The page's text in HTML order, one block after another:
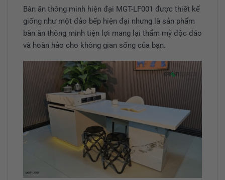
Bàn ăn thông minh hiện đại MGT-LF001 được thiết kế
giống như một đảo bếp hiện đại nhưng là sản phẩm
bàn ăn thông minh tiện lợi mang lại thẩm mỹ độc đáo
và hoàn hảo cho không gian sống của bạn.